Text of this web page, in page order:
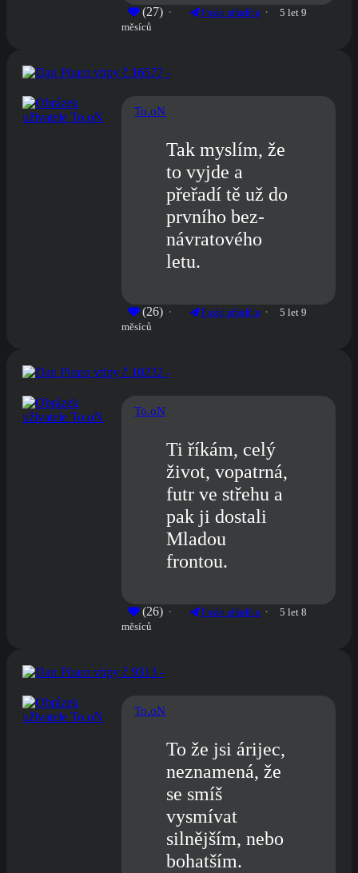
(27) Poslat přátelům
5 let 9
měsíců
To.oN
Tak myslím, že
to vyjde a
přeřadí tě už do
prvního bez-
návratového
letu.
(26) Poslat přátelům
5 let 9
měsíců
To.oN
Ti říkám, celý
život, vopatrná,
futr ve střehu a
pak ji dostali
Mladou
frontou.
(26) Poslat přátelům
5 let 8
měsíců
To.oN
To že jsi árijec,
neznamená, že
se smíš
vysmívat
silnějším, nebo
bohatším.